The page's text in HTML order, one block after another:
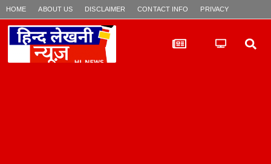
HOME ABOUT US DISCLAIMER CONTACT INFO PRIVACY POLICY